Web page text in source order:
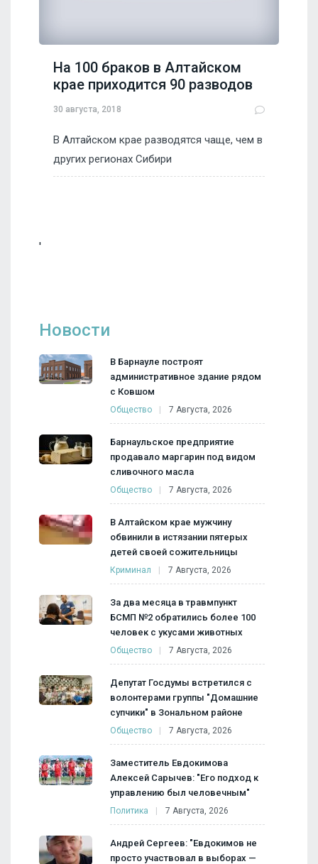
На 100 браков в Алтайском
крае приходится 90 разводов
30 августа, 2018
В Алтайском крае разводятся чаще, чем в
других регионах Сибири
'
Новости
В Барнауле построят
административное здание рядом
с Ковшом
Общество 7 Августа, 2026
Барнаульское предприятие
продавало маргарин под видом
сливочного масла
Общество 7 Августа, 2026
В Алтайском крае мужчину
обвинили в истязании пятерых
детей своей сожительницы
Криминал 7 Августа, 2026
За два месяца в травмпункт
БСМП №2 обратились более 100
человек с укусами животных
Общество 7 Августа, 2026
Депутат Госдумы встретился с
волонтерами группы "Домашние
супчики" в Зональном районе
Общество 7 Августа, 2026
Заместитель Евдокимова
Алексей Сарычев: "Его подход к
управлению был человечным"
Политика 7 Августа, 2026
Андрей Сергеев: "Евдокимов не
просто участвовал в выборах —